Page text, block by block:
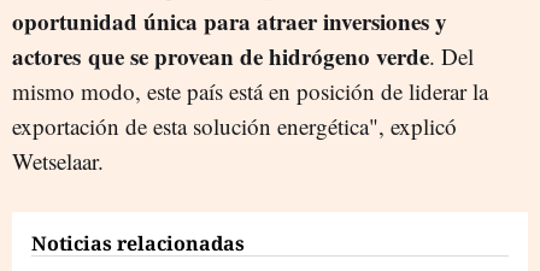
oportunidad única para atraer inversiones y
actores que se provean de hidrógeno verde. Del
mismo modo, este país está en posición de liderar la
exportación de esta solución energética", explicó
Wetselaar.
Noticias relacionadas